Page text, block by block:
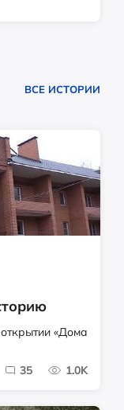
ВСЕ ИСТОРИИ
«Дома
35 1.0K